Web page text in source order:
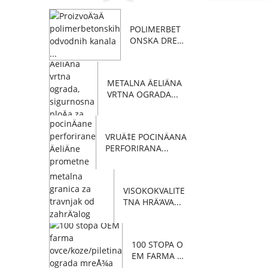
POLIMERBET
ONSKA DREN
METALNA ÄELIÄNA
VRTNA OGRADA...
VRUÄ‡E POCINÄANA
PERFORIRANA...
VISOKOKVALITE
TNA HRÄ‘AVA...
100 STOPA O
EM FARMA O